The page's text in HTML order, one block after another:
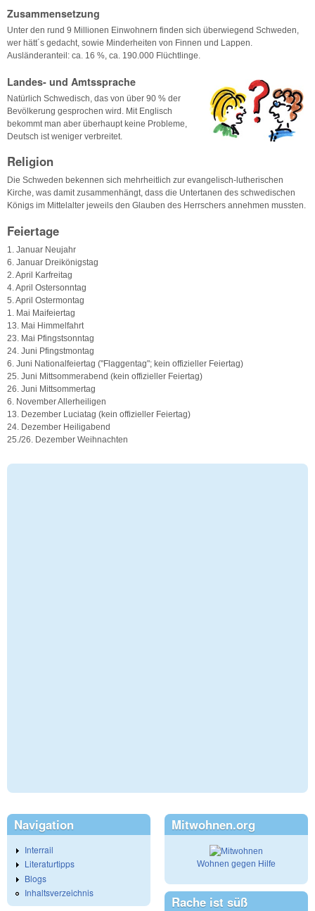
Zusammensetzung
Unter den rund 9 Millionen Einwohnern finden sich überwiegend Schweden,
wer hätt´s gedacht, sowie Minderheiten von Finnen und Lappen.
Ausländeranteil: ca. 16 %, ca. 190.000 Flüchtlinge.
Landes- und Amtssprache
Natürlich Schwedisch, das von über 90 % der
Bevölkerung gesprochen wird. Mit Englisch
bekommt man aber überhaupt keine Probleme,
Deutsch ist weniger verbreitet.
Religion
Die Schweden bekennen sich mehrheitlich zur evangelisch-lutherischen
Kirche, was damit zusammenhängt, dass die Untertanen des schwedischen
Königs im Mittelalter jeweils den Glauben des Herrschers annehmen mussten.
Feiertage
1. Januar Neujahr
6. Januar Dreikönigstag
2. April Karfreitag
4. April Ostersonntag
5. April Ostermontag
1. Mai Maifeiertag
13. Mai Himmelfahrt
23. Mai Pfingstsonntag
24. Juni Pfingstmontag
6. Juni Nationalfeiertag ("Flaggentag"; kein offizieller Feiertag)
25. Juni Mittsommerabend (kein offizieller Feiertag)
26. Juni Mittsommertag
6. November Allerheiligen
13. Dezember Luciatag (kein offizieller Feiertag)
24. Dezember Heiligabend
25./26. Dezember Weihnachten
Navigation
Interrail
Literaturtipps
Blogs
Inhaltsverzeichnis
Mitwohnen.org
Wohnen gegen Hilfe
Rache ist süß